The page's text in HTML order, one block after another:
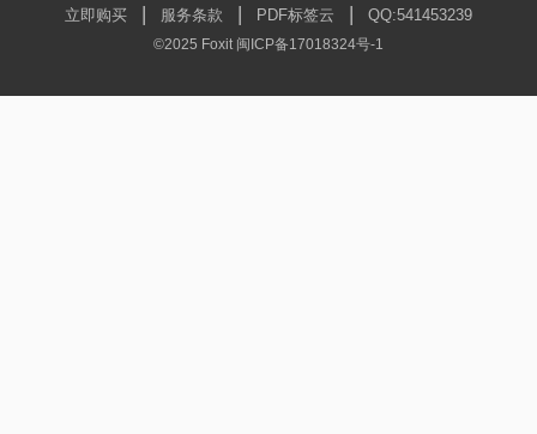
立即购买 | 服务条款 | PDF标签云 | QQ:541453239
©2025 Foxit 闽ICP备17018324号-1